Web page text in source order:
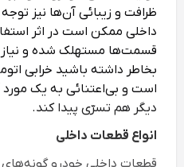
ظرافت و زیبائی آن‌ها نیز
داخلی ممکن است در اثر
قسمت‌ها مستهلک شده و نیاز
بخاطر داشته باشید خرابی
است و بی‌اعتنائی به یک
دیگر هم تسرّی پیدا کند.
انواع قطعات داخلی
قطعات داخلی خودرو